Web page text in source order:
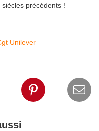
précédents !
Unilever